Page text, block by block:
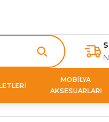
MOBİLYA
AKSESUARLARI